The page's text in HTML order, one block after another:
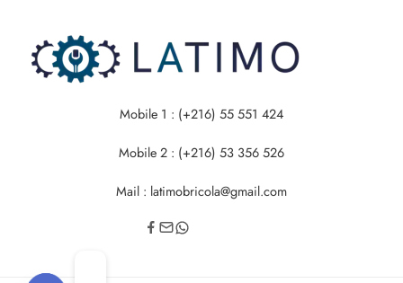
Mobile 1 : (+216) 55 551 424
Mobile 2 : (+216) 53 356 526
Mail : latimobricola@gmail.com